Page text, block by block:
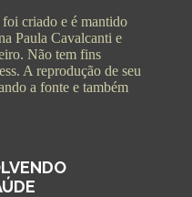
criado e é mantido
Paula Cavalcanti e
Não tem fins
A reprodução de seu
a fonte e também